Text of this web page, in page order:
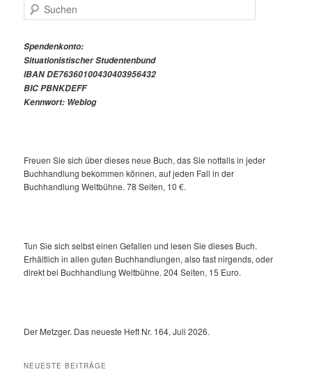
u
h
e
n
Spendenkonto:
Situationistischer Studentenbund
IBAN DE76360100430403956432
BIC PBNKDEFF
Kennwort: Weblog
Freuen Sie sich über dieses neue Buch, das Sie notfalls in jeder
Buchhandlung bekommen können, auf jeden Fall in der
Buchhandlung Weltbühne. 78 Seiten, 10 €.
Tun Sie sich selbst einen Gefallen und lesen Sie dieses Buch.
Erhältlich in allen guten Buchhandlungen, also fast nirgends, oder
direkt bei Buchhandlung Weltbühne. 204 Seiten, 15 Euro.
Der Metzger. Das neueste Heft Nr. 164, Juli 2026.
NEUESTE BEITRÄGE